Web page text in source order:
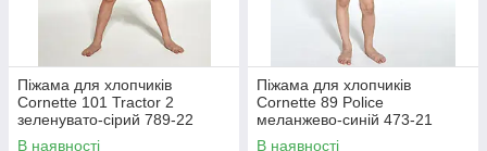
Піжама для хлопчиків
Cornette 101 Tractor 2
зеленувато-сірий 789-22
В наявності
Піжама для хлопчиків
Cornette 89 Police
меланжево-синій 473-21
В наявності